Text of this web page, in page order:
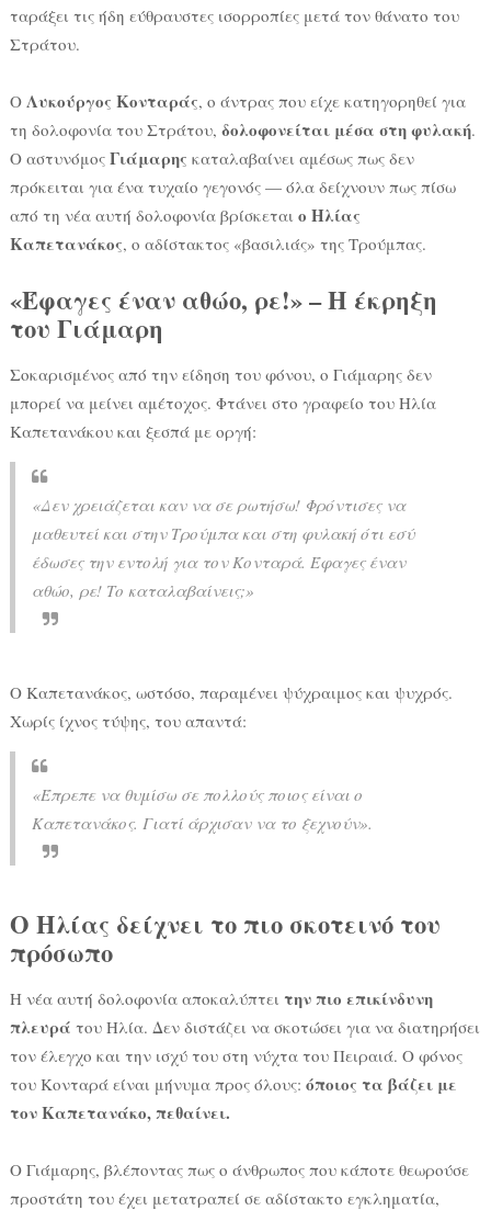
ταράξει τις ήδη εύθραυστες ισορροπίες μετά τον θάνατο του
Στράτου.
Ο Λυκούργος Κονταράς, ο άντρας που είχε κατηγορηθεί για
τη δολοφονία του Στράτου, δολοφονείται μέσα στη φυλακή.
Ο αστυνόμος Γιάμαρης καταλαβαίνει αμέσως πως δεν
πρόκειται για ένα τυχαίο γεγονός — όλα δείχνουν πως πίσω
από τη νέα αυτή δολοφονία βρίσκεται ο Ηλίας
Καπετανάκος, ο αδίστακτος «βασιλιάς» της Τρούμπας.
«Έφαγες έναν αθώο, ρε!» – Η έκρηξη
του Γιάμαρη
Σοκαρισμένος από την είδηση του φόνου, ο Γιάμαρης δεν
μπορεί να μείνει αμέτοχος. Φτάνει στο γραφείο του Ηλία
Καπετανάκου και ξεσπά με οργή:
«Δεν χρειάζεται καν να σε ρωτήσω! Φρόντισες να
μαθευτεί και στην Τρούμπα και στη φυλακή ότι εσύ
έδωσες την εντολή για τον Κονταρά. Έφαγες έναν
αθώο, ρε! Το καταλαβαίνεις;»
Ο Καπετανάκος, ωστόσο, παραμένει ψύχραιμος και ψυχρός.
Χωρίς ίχνος τύψης, του απαντά:
«Έπρεπε να θυμίσω σε πολλούς ποιος είναι ο
Καπετανάκος. Γιατί άρχισαν να το ξεχνούν».
Ο Ηλίας δείχνει το πιο σκοτεινό του
πρόσωπο
Η νέα αυτή δολοφονία αποκαλύπτει την πιο επικίνδυνη
πλευρά του Ηλία. Δεν διστάζει να σκοτώσει για να διατηρήσει
τον έλεγχο και την ισχύ του στη νύχτα του Πειραιά. Ο φόνος
του Κονταρά είναι μήνυμα προς όλους: όποιος τα βάζει με
τον Καπετανάκο, πεθαίνει.
Ο Γιάμαρης, βλέποντας πως ο άνθρωπος που κάποτε θεωρούσε
προστάτη του έχει μετατραπεί σε αδίστακτο εγκληματία,